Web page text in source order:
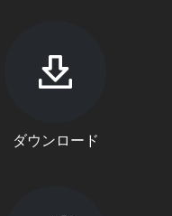
ダウンロード